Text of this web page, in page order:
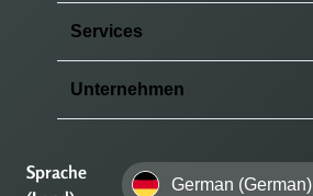
Services
Unternehmen
Sprache
German (German)